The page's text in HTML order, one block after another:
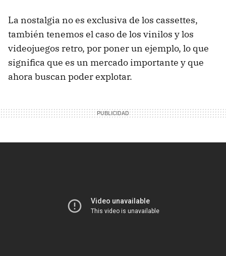
La nostalgia no es exclusiva de los cassettes,
también tenemos el caso de los vinilos y los
videojuegos retro, por poner un ejemplo, lo que
significa que es un mercado importante y que
ahora buscan poder explotar.